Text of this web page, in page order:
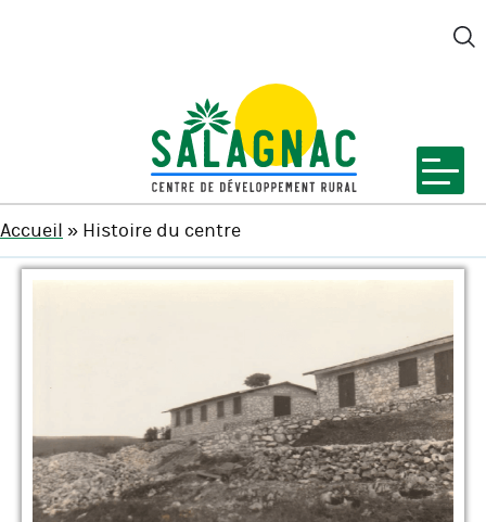
SALAGNAC
Accueil » Histoire du centre